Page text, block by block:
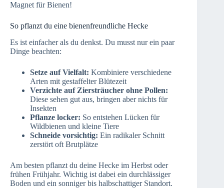
Magnet für Bienen!
So pflanzt du eine bienenfreundliche Hecke
Es ist einfacher als du denkst. Du musst nur ein paar
Dinge beachten:
Setze auf Vielfalt: Kombiniere verschiedene
Arten mit gestaffelter Blütezeit
Verzichte auf Ziersträucher ohne Pollen:
Diese sehen gut aus, bringen aber nichts für
Insekten
Pflanze locker: So entstehen Lücken für
Wildbienen und kleine Tiere
Schneide vorsichtig: Ein radikaler Schnitt
zerstört oft Brutplätze
Am besten pflanzt du deine Hecke im Herbst oder
frühen Frühjahr. Wichtig ist dabei ein durchlässiger
Boden und ein sonniger bis halbschattiger Standort.